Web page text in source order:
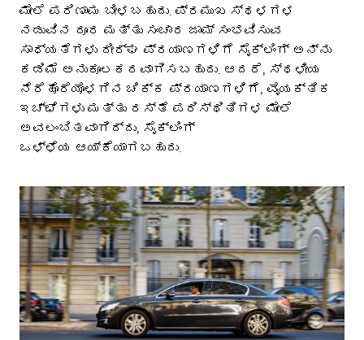
ಮೇಲೆ ಪರಿಣಾಮ ಬೀಳಬಹುದು. ಪ್ರಮುಖ ಸ್ಥಳಗಳ
ನಡುವಿನ ದೂರ ಮತ್ತು ಸಂಚಾರ ಜಾಮ್ ಸಂಭವಿಸುವ
ಸಾಧ್ಯತೆಗಳು ದೀರ್ಘ ಪ್ರಯಾಣಗಳಿಗೆ ಸೈಕ್ಲಿಂಗ್ ಅನ್ನು
ಕಡಿಮೆ ಅನುಕೂಲಕರವಾಗಿಸಬಹುದು. ಆದರೆ, ಸ್ಥಳೀಯ
ನೆರೆಹೊರೆಯೊಳಗಿನ ಚಿಕ್ಕ ಪ್ರಯಾಣಗಳಿಗೆ, ವೈಯಕ್ತಿಕ
ಇಚ್ಛೆಗಳು ಮತ್ತು ರಸ್ತೆ ಪರಿಸ್ಥಿತಿಗಳ ಮೇಲೆ
ಅವಲಂಬಿತವಾಗಿದ್ದು, ಸೈಕ್ಲಿಂಗ್
ಒಳ್ಳೆಯ ಆಯ್ಕೆಯಾಗಬಹುದು.